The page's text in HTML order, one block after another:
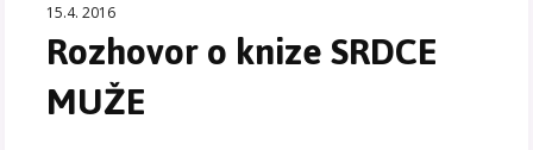
15.4. 2016
Rozhovor o knize SRDCE
MUŽE